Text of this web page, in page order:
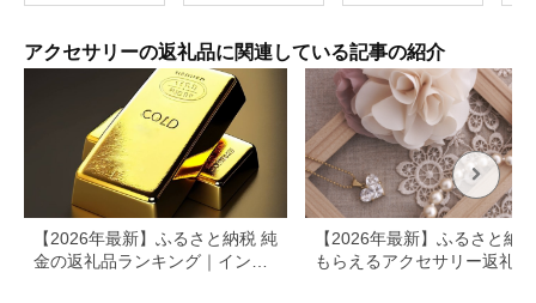
リー 職人 繊細 フォー
いめ おしゃれ 20代
30代 40代 _FM14
アクセサリーの返礼品に関連している記事の紹介
【2026年最新】ふるさと納税 純
金の返礼品ランキング｜インゴ
【2026年最新】ふるさと納
もらえるアクセサリー返礼品